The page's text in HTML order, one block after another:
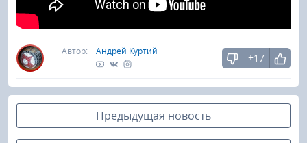
Автор: Андрей Куртий
+17
Предыдущая новость